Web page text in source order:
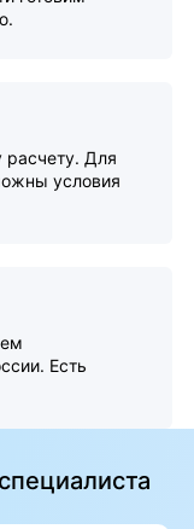
расчету. Для
условия
Есть